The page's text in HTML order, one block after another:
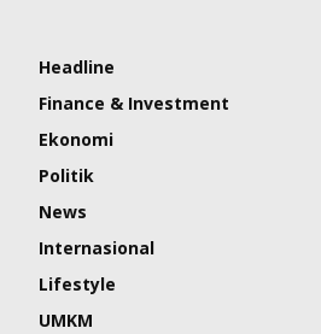
Headline
Finance & Investment
Ekonomi
Politik
News
Internasional
Lifestyle
UMKM